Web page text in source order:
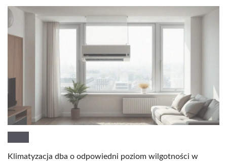
Klimatyzacja dba o odpowiedni poziom wilgotności w